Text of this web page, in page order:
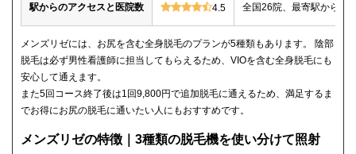
駅からのアクセスと医院数 4.5 全国26院、最寄駅から徒
メンズリゼには、お尻を含む全身脱毛のプランが5種類もあります。 陰部
脱毛は必ず男性看護師に担当してもらえるため、VIOを含む全身脱毛にも
安心して通えます。
また5回コース終了後は1回9,800円で追加脱毛に通えるため、満足するま
でお得にお尻の脱毛に通いたい人にもおすすめです。
メンズリゼの特徴｜3種類の脱毛機を使い分けて照射